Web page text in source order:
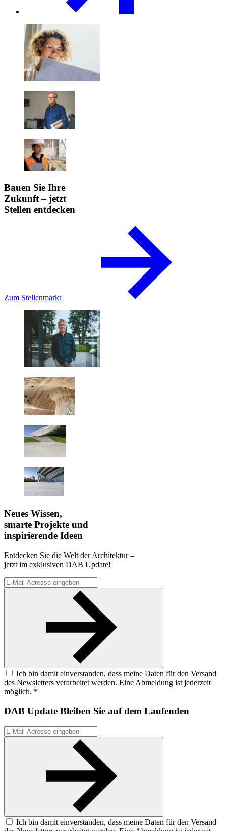
Bauen Sie Ihre
Zukunft – jetzt
Stellen entdecken
Zum Stellenmarkt
Neues Wissen,
smarte Projekte und
inspirierende Ideen
Entdecken Sie die Welt der Architektur –
jetzt im exklusiven DAB Update!
Ich bin damit einverstanden, dass meine Daten für den Versand
des Newsletters verarbeitet werden. Eine Abmeldung ist jederzeit
möglich. *
DAB Update Bleiben Sie auf dem Laufenden
Ich bin damit einverstanden, dass meine Daten für den Versand